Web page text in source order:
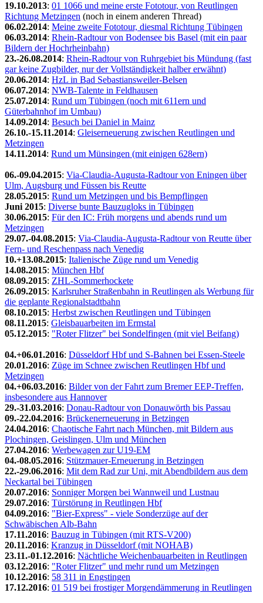
19.10.2013: 01 1066 und meine erste Fototour, von Reutlingen
Richtung Metzingen (noch in einem anderen Thread)
06.02.2014: Meine zweite Fototour, diesmal Richtung Tübingen
06.03.2014: Rhein-Radtour von Bodensee bis Basel (mit ein paar
Bildern der Hochrheinbahn)
23.-26.08.2014: Rhein-Radtour von Ruhrgebiet bis Mündung (fast
gar keine Zugbilder, nur der Vollständigkeit halber erwähnt)
20.06.2014: HzL in Bad Sebastiansweiler-Belsen
06.07.2014: NWB-Talente in Feldhausen
25.07.2014: Rund um Tübingen (noch mit 611ern und
Güterbahnhof im Umbau)
14.09.2014: Besuch bei Daniel in Mainz
26.10.-15.11.2014: Gleiserneuerung zwischen Reutlingen und
Metzingen
14.11.2014: Rund um Münsingen (mit einigen 628ern)
06.-09.04.2015: Via-Claudia-Augusta-Radtour von Eningen über
Ulm, Augsburg und Füssen bis Reutte
28.05.2015: Rund um Metzingen und bis Bempflingen
Juni 2015: Diverse bunte Bauzugloks in Tübingen
30.06.2015: Für den IC: Früh morgens und abends rund um
Metzingen
29.07.-04.08.2015: Via-Claudia-Augusta-Radtour von Reutte über
Fern- und Reschenpass nach Venedig
10.+13.08.2015: Italienische Züge rund um Venedig
14.08.2015: München Hbf
08.09.2015: ZHL-Sommerhockete
26.09.2015: Karlsruher Straßenbahn in Reutlingen als Werbung für
die geplante Regionalstadtbahn
08.10.2015: Herbst zwischen Reutlingen und Tübingen
08.11.2015: Gleisbauarbeiten im Ermstal
05.12.2015: "Roter Flitzer" bei Sondelfingen (mit viel Beifang)
04.+06.01.2016: Düsseldorf Hbf und S-Bahnen bei Essen-Steele
20.01.2016: Züge im Schnee zwischen Reutlingen Hbf und
Metzingen
04.+06.03.2016: Bilder von der Fahrt zum Bremer EEP-Treffen,
insbesondere aus Hannover
29.-31.03.2016: Donau-Radtour von Donauwörth bis Passau
09.-22.04.2016: Brückenerneuerung in Betzingen
24.04.2016: Chaotische Fahrt nach München, mit Bildern aus
Plochingen, Geislingen, Ulm und München
27.04.2016: Werbewagen zur U19-EM
04.-08.05.2016: Stützmauer-Erneuerung in Betzingen
22.-29.06.2016: Mit dem Rad zur Uni, mit Abendbildern aus dem
Neckartal bei Tübingen
20.07.2016: Sonniger Morgen bei Wannweil und Lustnau
29.07.2016: Türstörung in Reutlingen Hbf
04.09.2016: "Bier-Express" - viele Sonderzüge auf der
Schwäbischen Alb-Bahn
17.11.2016: Bauzug in Tübingen (mit RTS-V200)
20.11.2016: Kranzug in Düsseldorf (mit NOHAB)
23.11.-01.12.2016: Nächtliche Weichenbauarbeiten in Reutlingen
03.12.2016: "Roter Flitzer" und mehr rund um Metzingen
10.12.2016: 58 311 in Engstingen
17.12.2016: 01 519 bei frostiger Morgendämmerung in Reutlingen